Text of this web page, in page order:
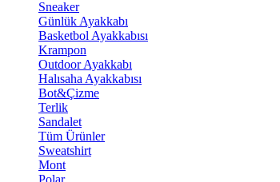
Sneaker
Günlük Ayakkabı
Basketbol Ayakkabısı
Krampon
Outdoor Ayakkabı
Halısaha Ayakkabısı
Bot&Çizme
Terlik
Sandalet
Tüm Ürünler
Sweatshirt
Mont
Polar